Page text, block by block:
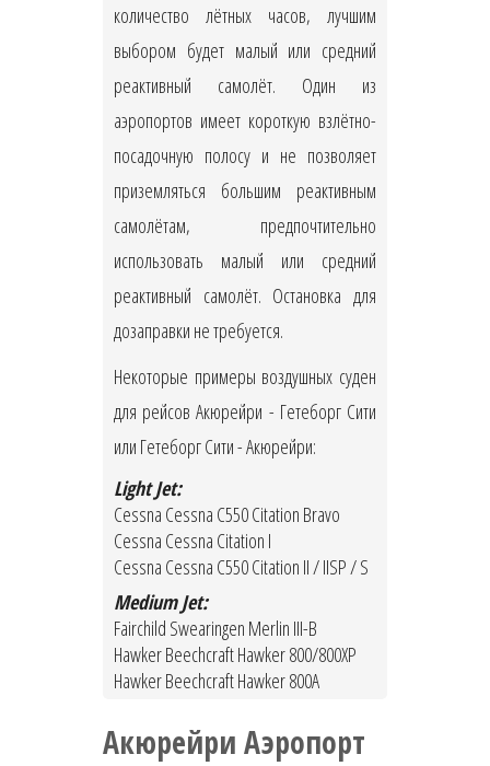
количество лётных часов, лучшим
выбором будет малый или средний
реактивный самолёт. Один из
аэропортов имеет короткую взлётно-
посадочную полосу и не позволяет
приземляться большим реактивным
самолётам, предпочтительно
использовать малый или средний
реактивный самолёт. Остановка для
дозаправки не требуется.
Некоторые примеры воздушных суден
для рейсов Акюрейри - Гетеборг Сити
или Гетеборг Сити - Акюрейри:
Light Jet:
Cessna Cessna C550 Citation Bravo
Cessna Cessna Citation I
Cessna Cessna C550 Citation II / IISP / S
Medium Jet:
Fairchild Swearingen Merlin III-B
Hawker Beechcraft Hawker 800/800XP
Hawker Beechcraft Hawker 800A
Акюрейри Аэропорт